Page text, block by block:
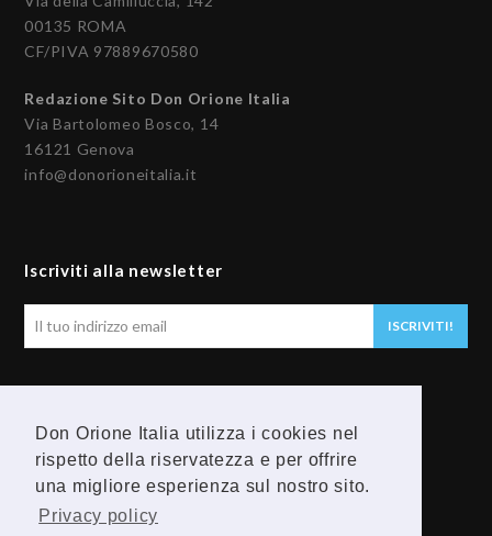
Don Orione Italia utilizza i cookies nel
rispetto della riservatezza e per offrire
una migliore esperienza sul nostro sito.
Privacy policy
00135 ROMA
CF/PIVA 97889670580
Redazione Sito Don Orione Italia
Via Bartolomeo Bosco, 14
16121 Genova
info@donorioneitalia.it
Iscriviti alla newsletter
ISCRIVITI!
F
Y
o